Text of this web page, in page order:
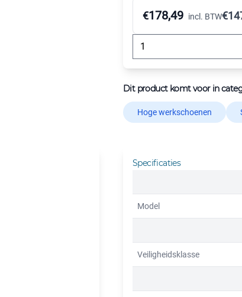
€178,49 incl. BTW€
Dit product komt voor in
Hoge werkschoenen
Specificaties
Model
Veiligheidsklasse